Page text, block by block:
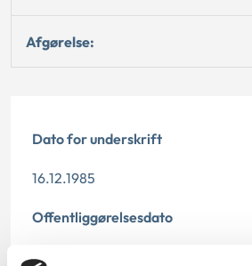
Afgørelse:
Dato for underskrift
16.12.1985
Offentliggørelsesdato
12.07.2013